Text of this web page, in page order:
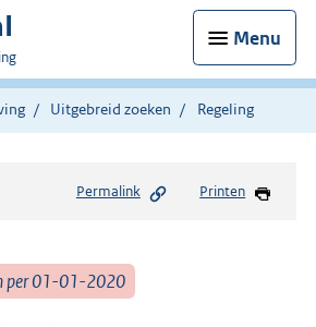
Menu
Uitgebreid zoeken Regeling
Permalink Printen
per 01-01-2020